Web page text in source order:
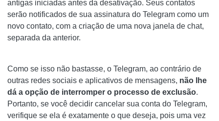
antigas iniciadas antes da desativação. Seus contatos
serão notificados de sua assinatura do Telegram como um
novo contato, com a criação de uma nova janela de chat,
separada da anterior.
Como se isso não bastasse, o Telegram, ao contrário de
outras redes sociais e aplicativos de mensagens, não lhe
dá a opção de interromper o processo de exclusão.
Portanto, se você decidir cancelar sua conta do Telegram,
verifique se ela é exatamente o que deseja, pois uma vez